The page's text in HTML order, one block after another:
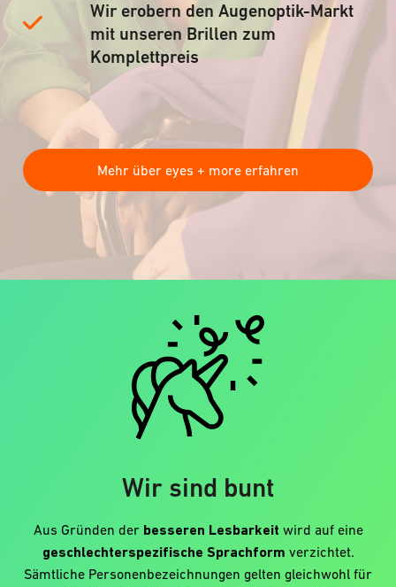
Wir erobern den Augenoptik-Markt
mit unseren Brillen zum
Komplettpreis
Mehr über eyes + more erfahren
Wir sind bunt
Aus Gründen der besseren Lesbarkeit wird auf eine
geschlechterspezifische Sprachform verzichtet.
Sämtliche Personenbezeichnungen gelten gleichwohl für